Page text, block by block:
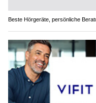
Beste Hörgeräte, persönliche